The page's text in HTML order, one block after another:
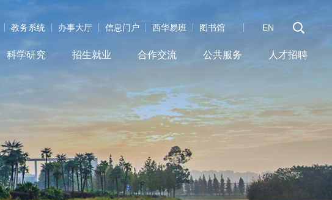
教务系统 办事大厅 信息门户 西华易班 图书馆 EN
科学研究 招生就业 合作交流 公共服务 人才招聘